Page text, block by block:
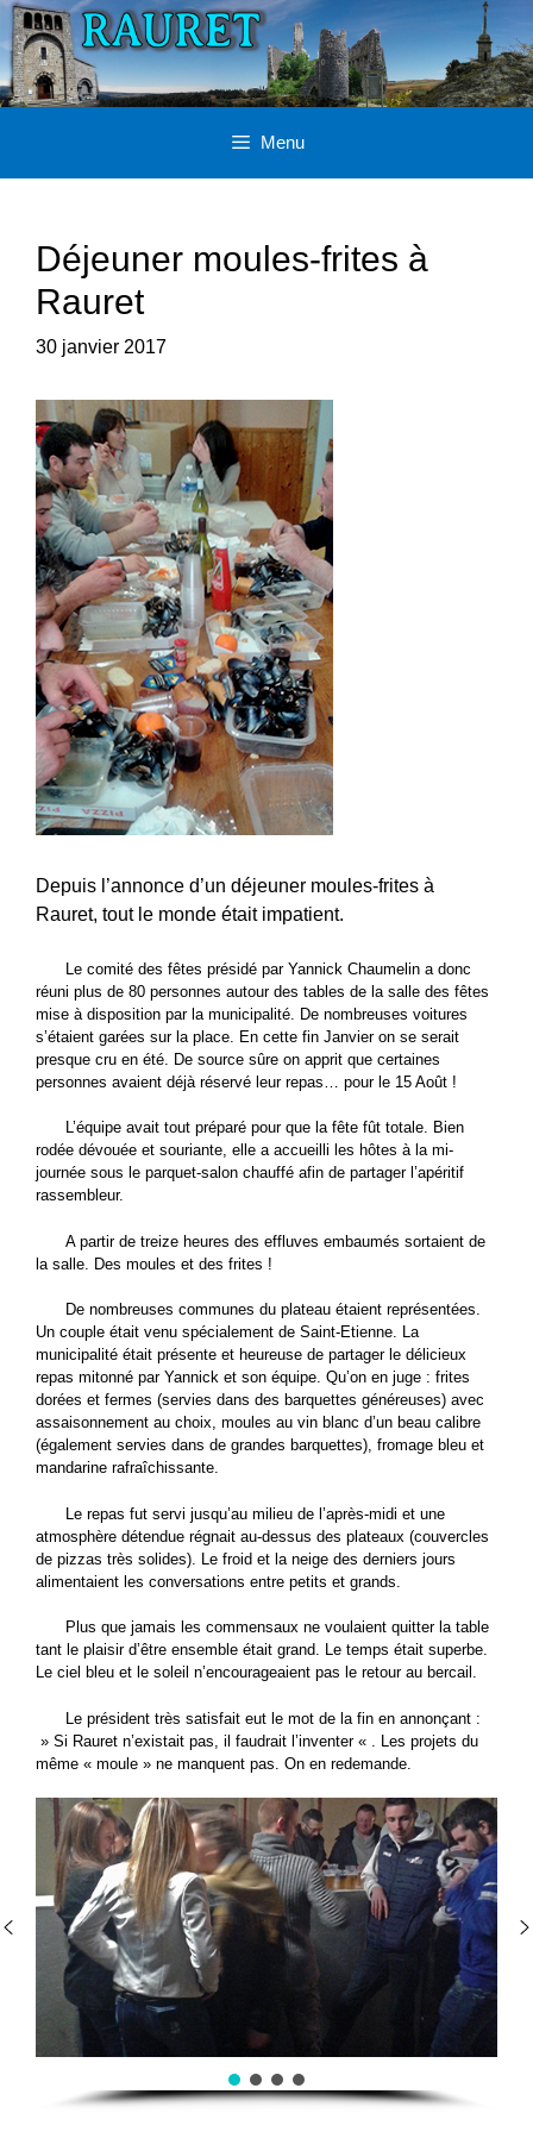
Aller
au
contenu
Menu
Déjeuner moules-frites à
Rauret
30 janvier 2017
Depuis l’annonce d’un déjeuner moules-frites à
Rauret, tout le monde était impatient.
Le comité des fêtes présidé par Yannick Chaumelin a donc
réuni plus de 80 personnes autour des tables de la salle des fêtes
mise à disposition par la municipalité. De nombreuses voitures
s’étaient garées sur la place. En cette fin Janvier on se serait
presque cru en été. De source sûre on apprit que certaines
personnes avaient déjà réservé leur repas… pour le 15 Août !
L’équipe avait tout préparé pour que la fête fût totale. Bien
rodée dévouée et souriante, elle a accueilli les hôtes à la mi-
journée sous le parquet-salon chauffé afin de partager l’apéritif
rassembleur.
A partir de treize heures des effluves embaumés sortaient de
la salle. Des moules et des frites !
De nombreuses communes du plateau étaient représentées.
Un couple était venu spécialement de Saint-Etienne. La
municipalité était présente et heureuse de partager le délicieux
repas mitonné par Yannick et son équipe. Qu’on en juge : frites
dorées et fermes (servies dans des barquettes généreuses) avec
assaisonnement au choix, moules au vin blanc d’un beau calibre
(également servies dans de grandes barquettes), fromage bleu et
mandarine rafraîchissante.
Le repas fut servi jusqu’au milieu de l’après-midi et une
atmosphère détendue régnait au-dessus des plateaux (couvercles
de pizzas très solides). Le froid et la neige des derniers jours
alimentaient les conversations entre petits et grands.
Plus que jamais les commensaux ne voulaient quitter la table
tant le plaisir d’être ensemble était grand. Le temps était superbe.
Le ciel bleu et le soleil n’encourageaient pas le retour au bercail.
Le président très satisfait eut le mot de la fin en annonçant :
» Si Rauret n’existait pas, il faudrait l’inventer « . Les projets du
même « moule » ne manquent pas. On en redemande.